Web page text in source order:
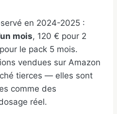
en 2024-2025 :
mois, 120 € pour 2
le pack 5 mois.
vendues sur Amazon
tierces — elles sont
comme des
réel.